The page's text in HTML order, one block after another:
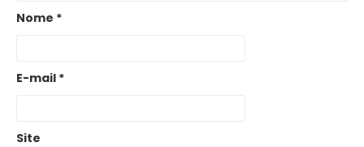
Nome *
E-mail *
Site